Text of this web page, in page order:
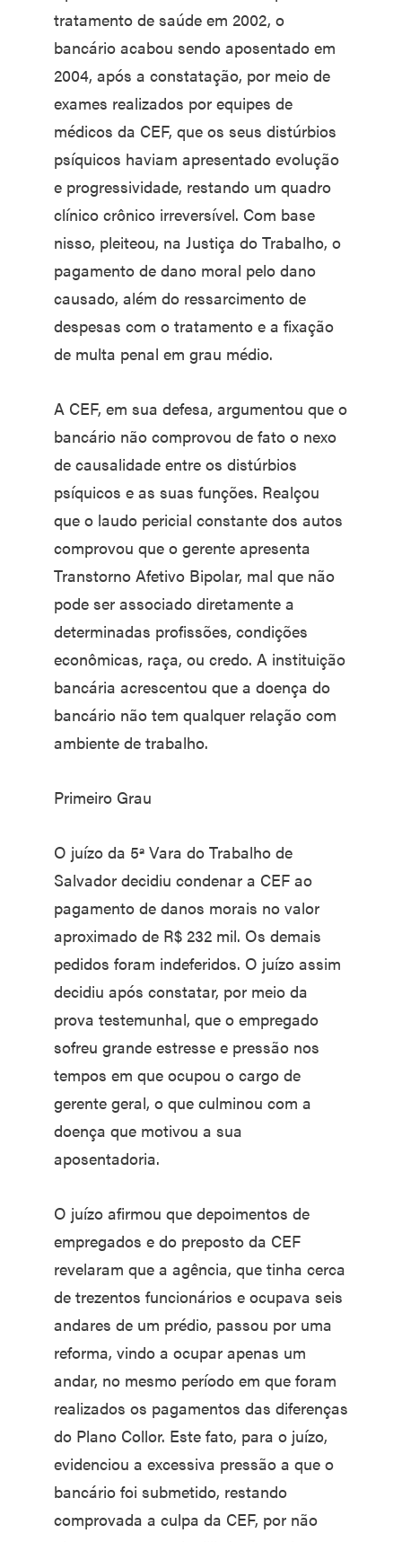
tratamento de saúde em 2002, o
bancário acabou sendo aposentado em
2004, após a constatação, por meio de
exames realizados por equipes de
médicos da CEF, que os seus distúrbios
psíquicos haviam apresentado evolução
e progressividade, restando um quadro
clínico crônico irreversível. Com base
nisso, pleiteou, na Justiça do Trabalho, o
pagamento de dano moral pelo dano
causado, além do ressarcimento de
despesas com o tratamento e a fixação
de multa penal em grau médio.
A CEF, em sua defesa, argumentou que o
bancário não comprovou de fato o nexo
de causalidade entre os distúrbios
psíquicos e as suas funções. Realçou
que o laudo pericial constante dos autos
comprovou que o gerente apresenta
Transtorno Afetivo Bipolar, mal que não
pode ser associado diretamente a
determinadas profissões, condições
econômicas, raça, ou credo. A instituição
bancária acrescentou que a doença do
bancário não tem qualquer relação com
ambiente de trabalho.
Primeiro Grau
O juízo da 5ª Vara do Trabalho de
Salvador decidiu condenar a CEF ao
pagamento de danos morais no valor
aproximado de R$ 232 mil. Os demais
pedidos foram indeferidos. O juízo assim
decidiu após constatar, por meio da
prova testemunhal, que o empregado
sofreu grande estresse e pressão nos
tempos em que ocupou o cargo de
gerente geral, o que culminou com a
doença que motivou a sua
aposentadoria.
O juízo afirmou que depoimentos de
empregados e do preposto da CEF
revelaram que a agência, que tinha cerca
de trezentos funcionários e ocupava seis
andares de um prédio, passou por uma
reforma, vindo a ocupar apenas um
andar, no mesmo período em que foram
realizados os pagamentos das diferenças
do Plano Collor. Este fato, para o juízo,
evidenciou a excessiva pressão a que o
bancário foi submetido, restando
comprovada a culpa da CEF, por não